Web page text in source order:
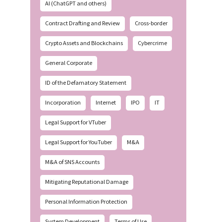
AI (ChatGPT and others)
Contract Drafting and Review Cross-border
Crypto Assets and Blockchains Cybercrime
General Corporate
ID of the Defamatory Statement
Incorporation Internet IPO IT
Legal Support for VTuber
Legal Support for YouTuber M&A
M&A of SNS Accounts
Mitigating Reputational Damage
Personal Information Protection